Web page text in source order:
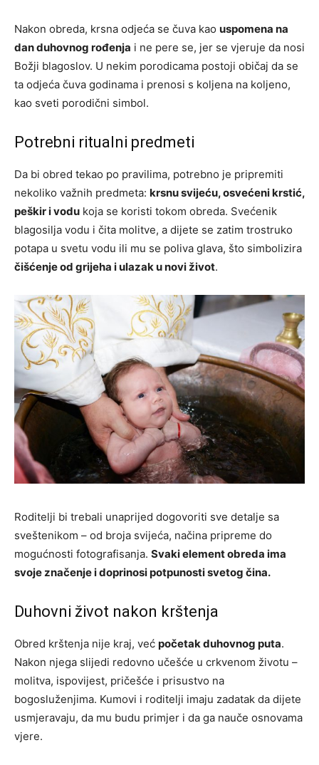
Nakon obreda, krsna odjeća se čuva kao uspomena na
dan duhovnog rođenja i ne pere se, jer se vjeruje da nosi
Božji blagoslov. U nekim porodicama postoji običaj da se
ta odjeća čuva godinama i prenosi s koljena na koljeno,
kao sveti porodični simbol.
Potrebni ritualni predmeti
Da bi obred tekao po pravilima, potrebno je pripremiti
nekoliko važnih predmeta: krsnu svijeću, osvećeni krstić,
peškir i vodu koja se koristi tokom obreda. Svećenik
blagosilja vodu i čita molitve, a dijete se zatim trostruko
potapa u svetu vodu ili mu se poliva glava, što simbolizira
čišćenje od grijeha i ulazak u novi život.
Roditelji bi trebali unaprijed dogovoriti sve detalje sa
sveštenikom – od broja svijeća, načina pripreme do
mogućnosti fotografisanja. Svaki element obreda ima
svoje značenje i doprinosi potpunosti svetog čina.
Duhovni život nakon krštenja
Obred krštenja nije kraj, već početak duhovnog puta.
Nakon njega slijedi redovno učešće u crkvenom životu –
molitva, ispovijest, pričešće i prisustvo na
bogosluženjima. Kumovi i roditelji imaju zadatak da dijete
usmjeravaju, da mu budu primjer i da ga nauče osnovama
vjere.